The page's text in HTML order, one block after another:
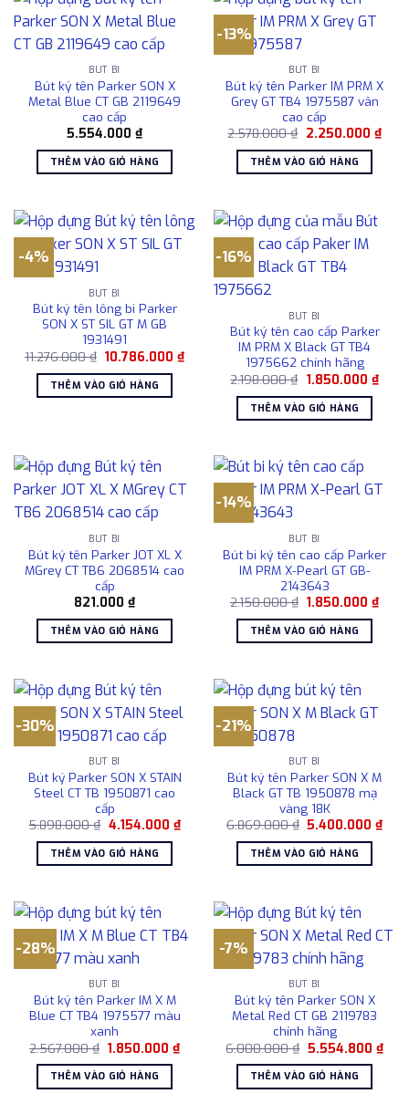
BÚT BI
Bút ký tên Parker SON X
Metal Blue CT GB 2119649
cao cấp
5.554.000 ₫
THÊM VÀO GIỎ HÀNG
-13%
BÚT BI
Bút ký tên Parker IM PRM X
Grey GT TB4 1975587 vân
cao cấp
2.578.000₫ Giá
là:
2.578.000 ₫.
2.250.000 ₫Giá
THÊM VÀO GIỎ HÀNG
-4%
BÚT BI
Bút ký tên lông bi Parker
SON X ST SIL GT M GB
1931491
11.276.000₫ Giá
là:
11.276.000 ₫.
10.786.000₫Giá
hiện
10.786.000 ₫.
THÊM VÀO GIỎ HÀNG
-16%
BÚT BI
Bút ký tên cao cấp Parker
IM PRM X Black GT TB4
1975662 chính hãng
2.198.000₫ Giá
là:
2.198.000 ₫.
1.850.000 ₫Giá
hiện
THÊM VÀO GIỎ HÀNG
BÚT BI
Bút ký tên Parker JOT XL X
MGrey CT TB6 2068514 cao
cấp
821.000 ₫
THÊM VÀO GIỎ HÀNG
-14%
BÚT BI
Bút bi ký tên cao cấp Parker
IM PRM X-Pearl GT GB-
2143643
2.150.000₫ Giá
là:
2.150.000 ₫.
1.850.000₫Giá
hiện
THÊM VÀO GIỎ HÀNG
-30%
BÚT BI
Bút ký Parker SON X STAIN
Steel CT TB 1950871 cao
cấp
5.898.000₫ Giá
là:
5.898.000 ₫.
4.154.000 ₫Giá
hiện
4.154.000 ₫.
THÊM VÀO GIỎ HÀNG
-21%
BÚT BI
Bút ký tên Parker SON X M
Black GT TB 1950878 mạ
vàng 18K
6.869.000₫ Giá
là:
6.869.000 ₫.
5.400.000₫Giá
hiện
THÊM VÀO GIỎ HÀNG
-28%
BÚT BI
Bút ký tên Parker IM X M
Blue CT TB4 1975577 màu
xanh
2.567.000₫ Giá
là:
2.567.000 ₫.
1.850.000₫Giá
hiện
1.850.000 ₫.
THÊM VÀO GIỎ HÀNG
-7%
BÚT BI
Bút ký tên Parker SON X
Metal Red CT GB 2119783
chính hãng
6.000.000₫ Giá
là:
6.000.000 ₫.
5.554.800 ₫Giá
hiện
THÊM VÀO GIỎ HÀNG